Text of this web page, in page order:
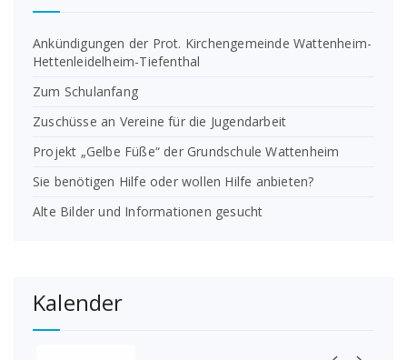
Ankündigungen der Prot. Kirchengemeinde Wattenheim-
Hettenleidelheim-Tiefenthal
Zum Schulanfang
Zuschüsse an Vereine für die Jugendarbeit
Projekt „Gelbe Füße“ der Grundschule Wattenheim
Sie benötigen Hilfe oder wollen Hilfe anbieten?
Alte Bilder und Informationen gesucht
Kalender